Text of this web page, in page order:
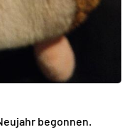
begonnen.